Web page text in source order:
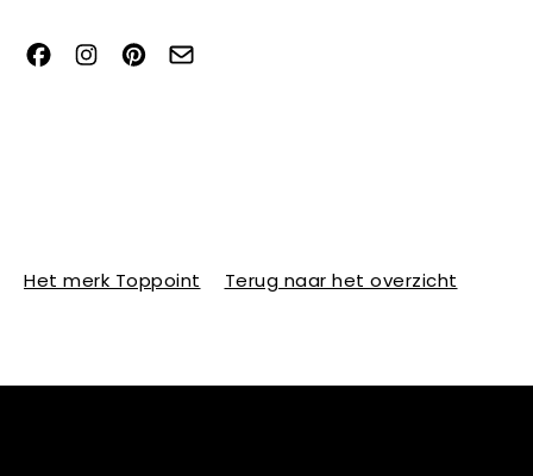
Het merk Toppoint Terug naar het overzicht